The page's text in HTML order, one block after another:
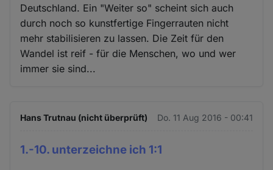
Deutschland. Ein "Weiter so" scheint sich auch
durch noch so kunstfertige Fingerrauten nicht
mehr stabilisieren zu lassen. Die Zeit für den
Wandel ist reif - für die Menschen, wo und wer
immer sie sind...
Hans Trutnau (nicht überprüft) Do. 11 Aug 2016 - 00:41
1.-10. unterzeichne ich 1:1